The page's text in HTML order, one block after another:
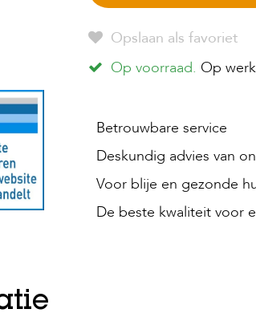
Opslaan als favoriet
Op voorraad. Op
Betrouwbare service
Deskundig advies van
Voor blije en gezonde
De beste kwaliteit voor